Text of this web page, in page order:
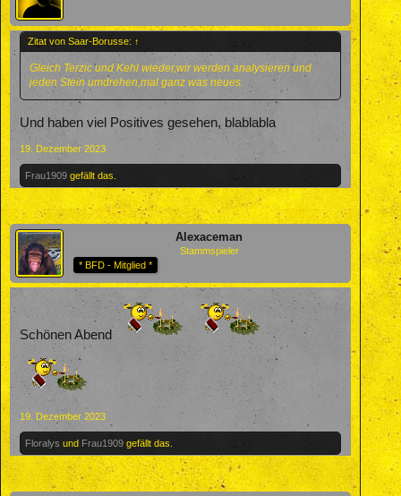
Zitat von Saar-Borusse: ↑
Gleich Terzic und Kehl wieder,wir werden analysieren und
jeden Stein umdrehen,mal ganz was neues.
Und haben viel Positives gesehen, blablabla
19. Dezember 2023
Frau1909 gefällt das.
Alexaceman
Stammspieler
* BFD - Mitglied *
Schönen Abend
19. Dezember 2023
Floralys und Frau1909 gefällt das.